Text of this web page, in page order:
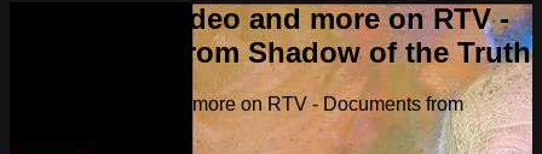
Watch this video and more on RTV -
Documents from Shadow of the Truth
Watch this video and more on RTV - Documents from